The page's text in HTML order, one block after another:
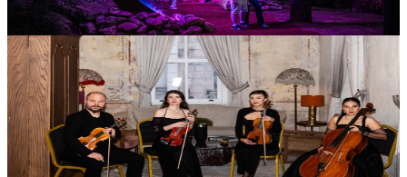
SATIN AL
Konser
Adahan DeCamondo Pera
8 Ağustos 17:00
Nocturne at DeCamondo
Nocturne at DeCamondo, Bosphorus String Quartet'ın canlı
performansını Adahan DeCamondo Pera'nın tarihi atmosferinde
buluşturan düzenli müzik geceleri arasında yer alıyor.